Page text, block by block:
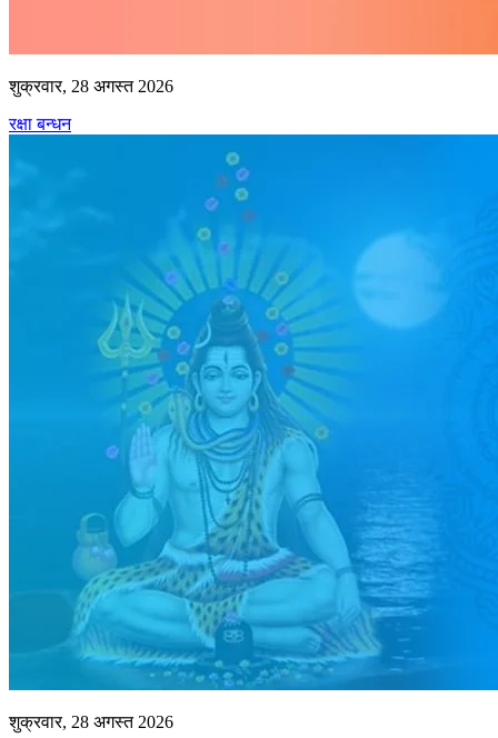
शुक्रवार, 28 अगस्त 2026
रक्षा बन्धन
शुक्रवार, 28 अगस्त 2026